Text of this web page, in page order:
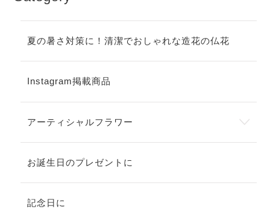
夏の暑さ対策に！清潔でおしゃれな造花の仏花
Instagram掲載商品
アーティシャルフラワー
お誕生日のプレゼントに
記念日に